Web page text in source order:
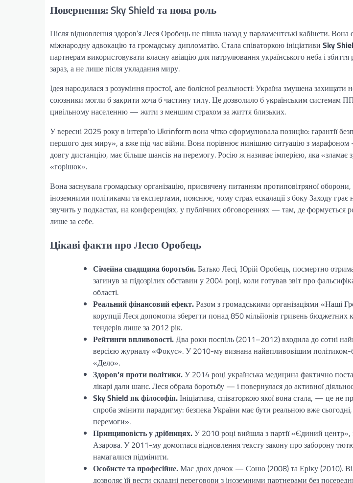
Повернення: Sky Shield та нова роль
Після відновлення здоров’я Леся Оробець не пішла назад у парламентські кабінети.
міжнародну адвокацію та громадську дипломатію. Стала співаторкою ініціативи Sky
партнерам використовувати власну авіацію для патрулювання українського неба і збиття
зараз, а не лише після укладання миру.
Ідея народилася з розуміння простої, але болісної реальності: Україна змушена
союзники могли б закрити хоча б частину тилу. Це дозволило б українським системам
цивільному населенню — жити з меншим страхом за життя близьких.
У вересні 2025 року в інтерв’ю Ukrinform вона чітко сформулювала позицію: гарантії
першого дня миру», а вже під час війни. Вона порівнює нинішню ситуацію з марафоном
довгу дистанцію, має більше шансів на перемогу. Росію ж називає імперією, яка «зламає
«горішок».
Вона заснувала громадську організацію, присвячену питанням протиповітряної оборони,
іноземними політиками та експертами, пояснює, чому страх ескалації з боку Заходу
звучить у подкастах, на конференціях, у публічних обговореннях — там, де формується
лише за себе.
Цікаві факти про Лесю Оробець
Сімейна спадщина боротьби.Батько Лесі, Юрій Оробець, посмертно
загинув за підозрілих обставин у 2004 році, коли готував звіт про
області.
Реальний фінансовий ефект.Разом з громадськими організаціями «Наші
корупції Леся допомогла зберегти понад 850 мільйонів гривень бюджетних
тендерів лише за 2012 рік.
Рейтинги впливовості.Два роки поспіль (2011–2012) входила до сотні
версією журналу «Фокус». У 2010-му визнана найвпливовішим політиком-
«Дело».
Здоров’я проти політики.У 2014 році українська медицина фактично
лікарі дали шанс. Леся обрала боротьбу — і повернулася до активної
Sky Shield як філософія.Ініціатива, співаторкою якої вона стала, — це не
спроба змінити парадигму: безпека України має бути реальною вже
перемоги».
Принциповість у дрібницях.У 2010 році вийшла з партії «Єдиний центр»,
Азарова. У 2011-му домоглася відновлення тексту закону про заборону
намагалися підмінити.
Особисте та професійне.Має двох дочок — Соню (2008) та Еріку (2010).
дозволяє їй вести складні переговори з іноземними партнерами без